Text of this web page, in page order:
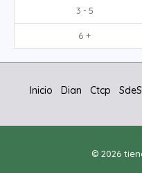
3 - 5
6 +
Inicio Dian Ctcp SdeS
© 2026